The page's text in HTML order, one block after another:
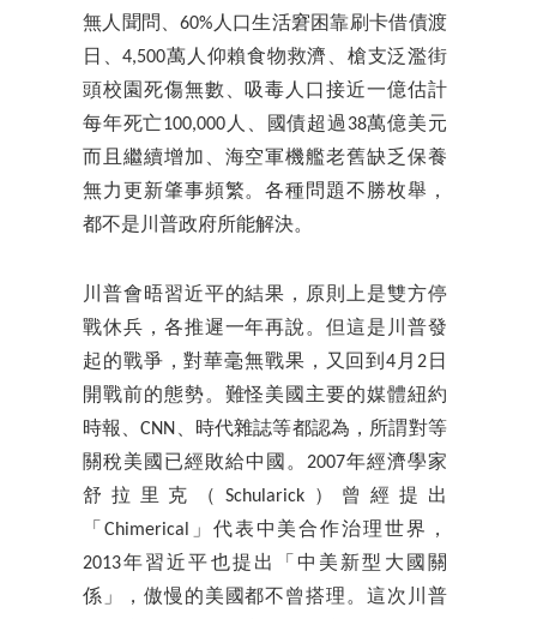
無人聞問、60%人口生活窘困靠刷卡借債渡
日、4,500萬人仰賴食物救濟、槍支泛濫街
頭校園死傷無數、吸毒人口接近一億估計
每年死亡100,000人、國債超過38萬億美元
而且繼續增加、海空軍機艦老舊缺乏保養
無力更新肇事頻繁。各種問題不勝枚舉，
都不是川普政府所能解決。
川普會晤習近平的結果，原則上是雙方停
戰休兵，各推遲一年再說。但這是川普發
起的戰爭，對華毫無戰果，又回到4月2日
開戰前的態勢。難怪美國主要的媒體紐約
時報、CNN、時代雜誌等都認為，所謂對等
關稅美國已經敗給中國。2007年經濟學家
舒拉里克（Schularick）曾經提出
「Chimerical」代表中美合作治理世界，
2013年習近平也提出「中美新型大國關
係」，傲慢的美國都不曾搭理。這次川普